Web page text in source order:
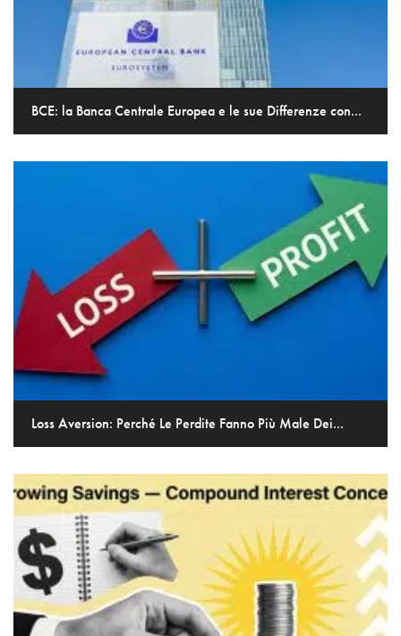
BCE: la Banca Centrale Europea e le sue Differenze con...
Loss Aversion: Perché Le Perdite Fanno Più Male Dei...